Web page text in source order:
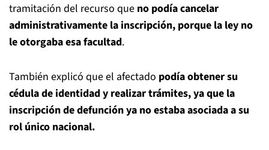
tramitación del recurso que no podía cancelar
administrativamente la inscripción, porque la ley no
le otorgaba esa facultad.
También explicó que el afectado podía obtener su
cédula de identidad y realizar trámites, ya que la
inscripción de defunción ya no estaba asociada a su
rol único nacional.